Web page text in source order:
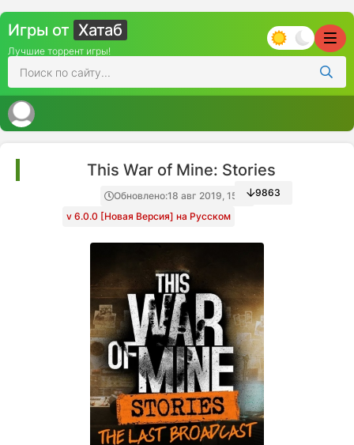
Игры от Хатаб
Лучшие торрент игры!
This War of Mine: Stories
Обновлено:18 авг 2019, 15:13
v 6.0.0 [Новая Версия] на Русском
9863